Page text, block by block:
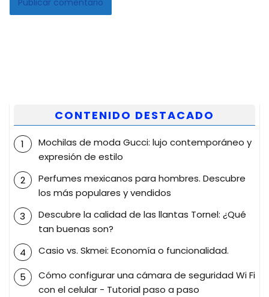
CONTENIDO DESTACADO
Mochilas de moda Gucci: lujo contemporáneo y
expresión de estilo
Perfumes mexicanos para hombres. Descubre
los más populares y vendidos
Descubre la calidad de las llantas Tornel: ¿Qué
tan buenas son?
Casio vs. Skmei: Economía o funcionalidad.
Cómo configurar una cámara de seguridad Wi Fi
con el celular - Tutorial paso a paso